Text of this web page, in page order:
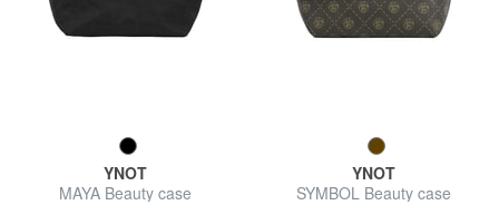
YNOT
MAYA Beauty case
YNOT
SYMBOL Beauty case